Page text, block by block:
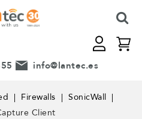
info@lantec.es
Firewalls
SonicWall
Client